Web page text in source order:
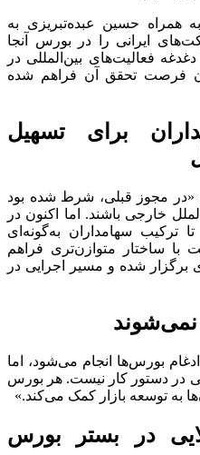
یادآور شد: «سال ۱۳۸۳ به همراه حسین عبده‌تبریزی به
ایرانی را در بورس آنجا
فعالیت‌های بین‌المللی در
فرصت تحقق آن فراهم شده
برای تسهیل
مجوز قبلی، شرط شده بود
خارجی باشند. اما اکنون در
ترکیب سهامداران به‌گونه‌ای
با ساختار متوازن‌تری فراهم
شده و مسیر اجرایی در
نمی‌شوند
بورس‌ها انجام می‌شود، اما
در دستور کار نیست. هر بورس
به توسعه بازار کمک می‌کند.»
در بستر بورس